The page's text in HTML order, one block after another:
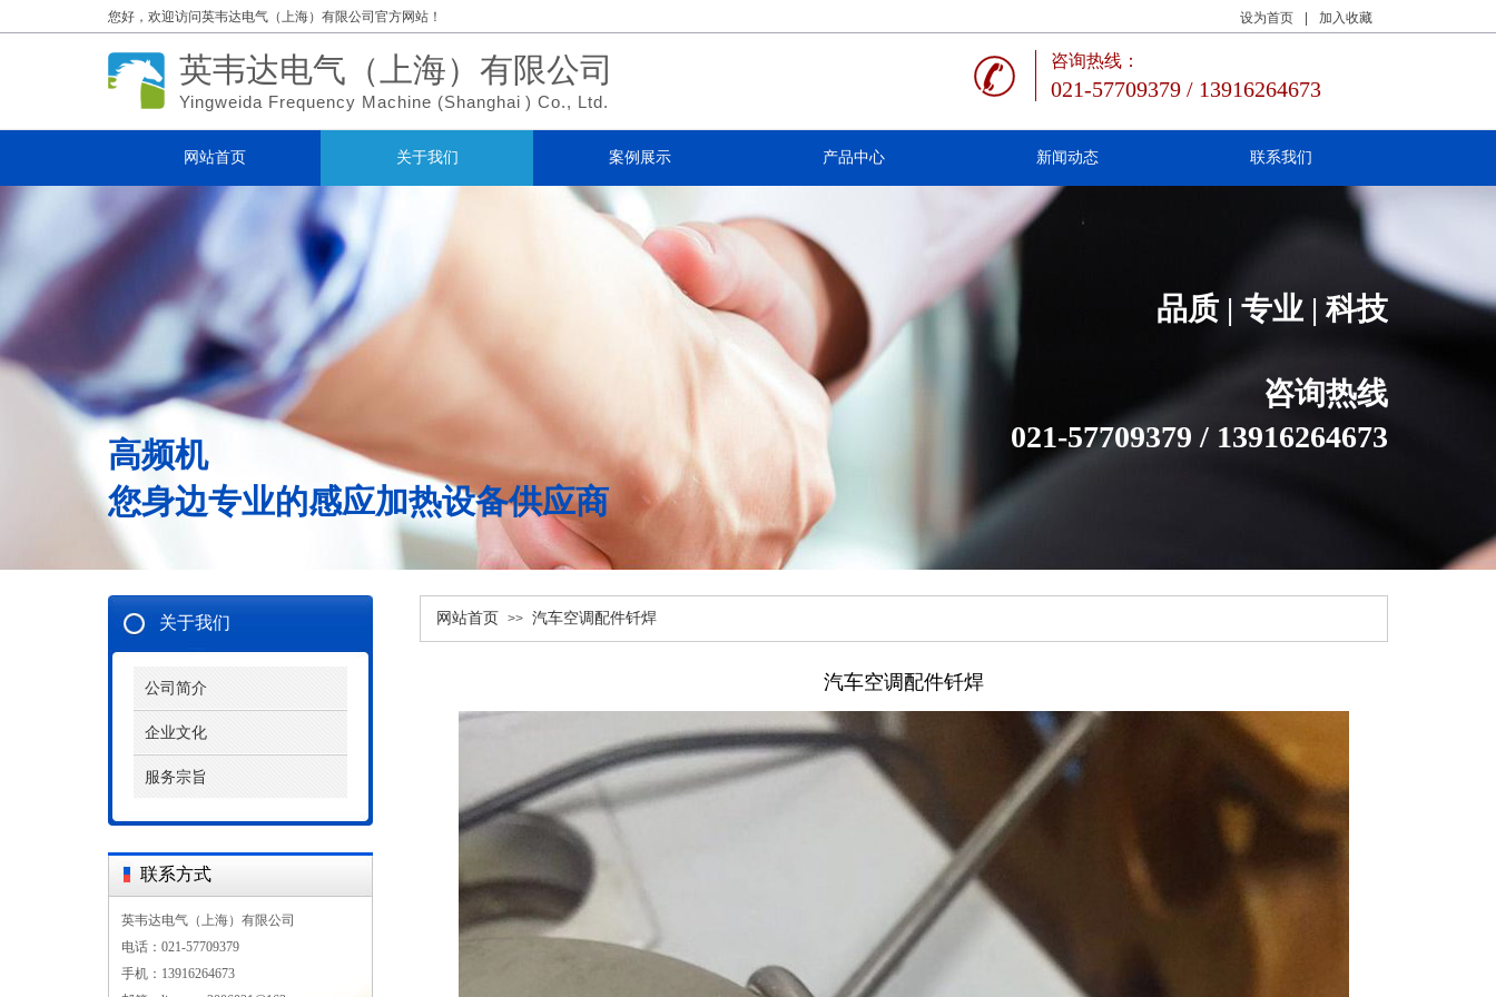
设为首页 加入收藏
网站首页 关于我们 案例展示 产品中心 新闻动态 联系我们
您好，欢迎访问英韦达电气（上海）有限公司官方网站！
咨询热线：
021-57709379 / 13916264673
英韦达电气（上海）有限公司
Yingweida Frequency Machine (Shanghai ) Co., Ltd.
品质 | 专业 | 科技
高频机
您身边专业的感应加热设备供应商
咨询热线
021-57709379 / 13916264673
网站首页 >> 汽车空调配件钎焊
关于我们
公司简介
企业文化
服务宗旨
汽车空调配件钎焊
联系方式
英韦达电气（上海）有限公司
电话：021-57709379
手机：13916264673